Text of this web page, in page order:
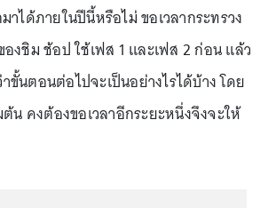
าได้ภายในปีนี้หรือไม่ ขอเวลากระทรวง
งชิม ช้อป ใช้เฟส 1 และเฟส 2 ก่อน แล้ว
นตอนต่อไปจะเป็นอย่างไรได้บ้าง โดย
น คงต้องขอเวลาอีกระยะหนึ่งจึงจะให้